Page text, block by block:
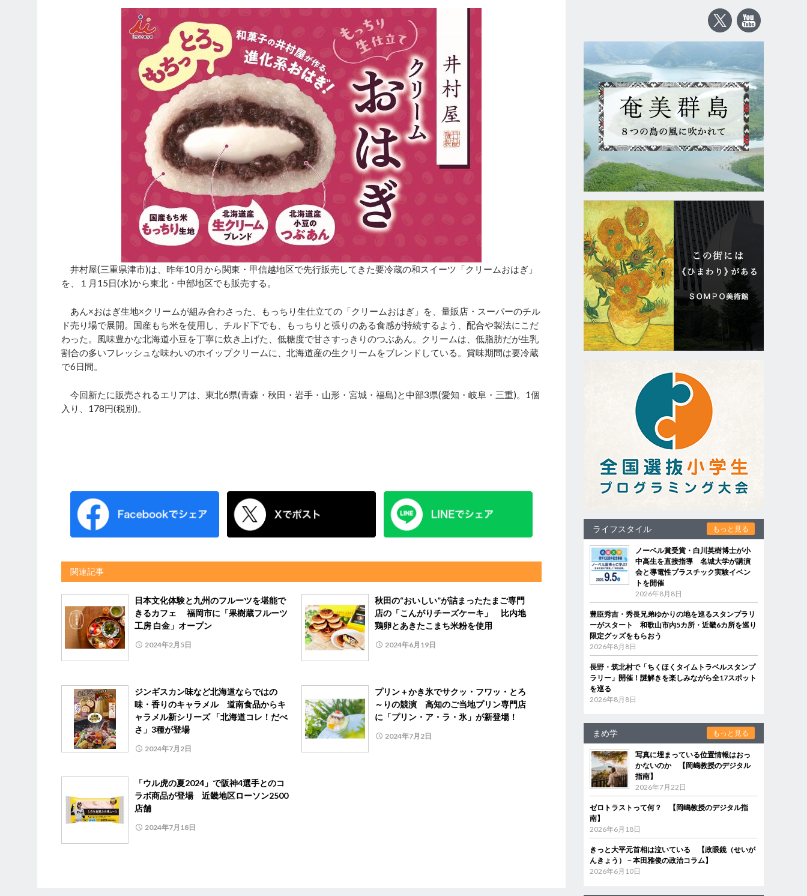
井村屋(三重県津市)は、昨年10月から関東・甲信越地区で先行販売してきた要冷蔵の和スイーツ「クリームおはぎ」
を、１月15日(水)から東北・中部地区でも販売する。
あん×おはぎ生地×クリームが組み合わさった、もっちり生仕立ての「クリームおはぎ」を、量販店・スーパーのチル
ド売り場で展開。国産もち米を使用し、チルド下でも、もっちりと張りのある食感が持続するよう、配合や製法にこだ
わった。風味豊かな北海道小豆を丁寧に炊き上げた、低糖度で甘さすっきりのつぶあん。クリームは、低脂肪だが生乳
割合の多いフレッシュな味わいのホイップクリームに、北海道産の生クリームをブレンドしている。賞味期間は要冷蔵
で6日間。
今回新たに販売されるエリアは、東北6県(青森・秋田・岩手・山形・宮城・福島)と中部3県(愛知・岐阜・三重)。1個
入り、178円(税別)。
関連記事
日本文化体験と九州のフルーツを堪能で
きるカフェ 福岡市に「果樹蔵フルーツ
工房 白金」オープン
2024年2月5日
秋田の“おいしい”が詰まったたまご専門
店の「こんがりチーズケーキ」 比内地
鶏卵とあきたこまち米粉を使用
2024年6月19日
ジンギスカン味など北海道ならではの
味・香りのキャラメル 道南食品からキ
ャラメル新シリーズ 「北海道コレ！だべ
さ」3種が登場
2024年7月2日
プリン＋かき氷でサクッ・フワッ・とろ
～りの競演 高知のご当地プリン専門店
に「プリン・ア・ラ・氷」が新登場！
2024年7月2日
「ウル虎の夏2024」で阪神4選手とのコ
ラボ商品が登場 近畿地区ローソン2500
店舗
2024年7月18日
ライフスタイル もっと見る
ノーベル賞受賞・白川英樹博士が小
中高生を直接指導 名城大学が講演
会と導電性プラスチック実験イベン
トを開催
2026年8月8日
豊臣秀吉・秀長兄弟ゆかりの地を巡るスタンプラリ
ーがスタート 和歌山市内5カ所・近畿6カ所を巡り
限定グッズをもらおう
2026年8月8日
長野・筑北村で「ちくほくタイムトラベルスタンプ
ラリー」開催！謎解きを楽しみながら全17スポット
を巡る
2026年8月8日
まめ学 もっと見る
写真に埋まっている位置情報はおっ
かないのか 【岡嶋教授のデジタル
指南】
2026年7月22日
ゼロトラストって何？ 【岡嶋教授のデジタル指
南】
2026年6月18日
きっと大平元首相は泣いている 【政眼鏡（せいが
んきょう）－本田雅俊の政治コラム】
2026年6月10日